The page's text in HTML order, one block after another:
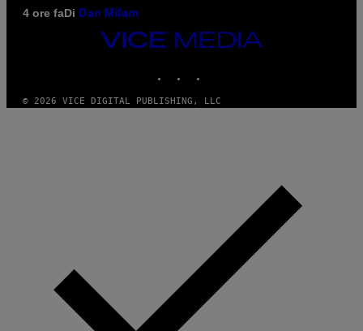
4 ore faDi Dan Milam
VICE
MEDIA
© 2026 VICE DIGITAL PUBLISHING, LLC